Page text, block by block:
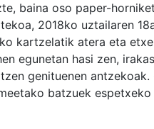
baina oso paper-
2018ko uztailaren
kartzelatik atera eta
egunetan hasi zen,
genituenen antzekoak.
batzuek